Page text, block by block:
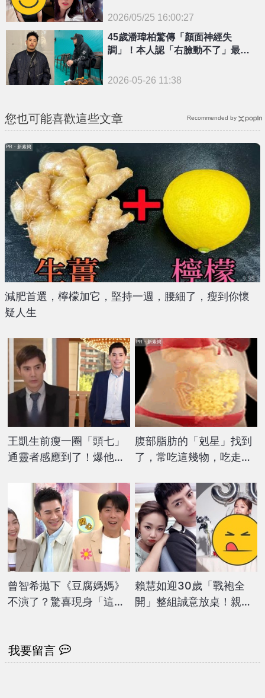
{PLAYICON}
2026/05/25 16:00:27
45歲潘瑋柏驚傳「顏面神經失
調」！本人認「右臉動不了」最新
2026-05-26 11:38
您也可能喜歡這些文章
減肥首選，檸檬加它，堅持一週，腰細了，瘦到你懷
疑人生
PR・新素簡
王凱生前瘦一圈「頭七」
通靈者感應到了！爆他
腹部脂肪的「剋星」找到
了，常吃這幾物，吃走大
PR・新素簡
曾智希拋下《豆腐媽媽》
不演了？驚喜現身「這節
賴慧如迎30歲「戰袍全
開」整組誠意放桌！親揭
Recommended by
我要留言